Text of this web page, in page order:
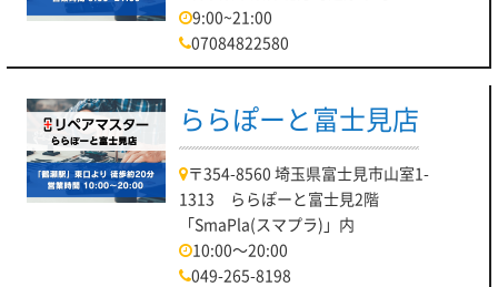
9:00~21:00
07084822580
ららぽーと富士見店
〒354-8560 埼玉県富士見市山室1-
1313 ららぽーと富士見2階
「SmaPla(スマプラ)」内
10:00～20:00
049-265-8198